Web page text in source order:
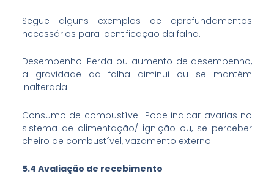
Segue alguns exemplos de aprofundamentos
necessários para identificação da falha.
Desempenho: Perda ou aumento de desempenho,
a gravidade da falha diminui ou se mantém
inalterada.
Consumo de combustível: Pode indicar avarias no
sistema de alimentação/ ignição ou, se perceber
cheiro de combustível, vazamento externo.
5.4 Avaliação de recebimento